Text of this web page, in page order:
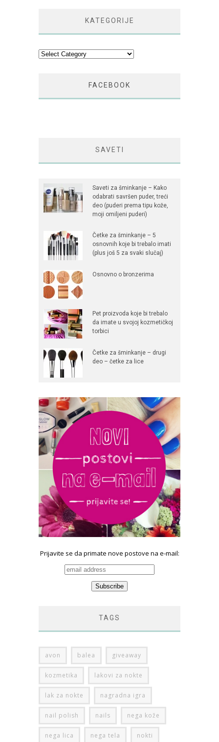
KATEGORIJE
Kategorije
FACEBOOK
SAVETI
Saveti za šminkanje – Kako
odabrati savršen puder, treći
deo (puderi prema tipu kože,
moji omiljeni puderi)
Četke za šminkanje – 5
osnovnih koje bi trebalo imati
(plus još 5 za svaki slučaj)
Osnovno o bronzerima
Pet proizvoda koje bi trebalo
da imate u svojoj kozmetičkoj
torbici
Četke za šminkanje – drugi
deo – četke za lice
Prijavite se da primate nove postove na e-mail:
TAGS
avon balea giveaway
kozmetika lakovi za nokte
lak za nokte nagradna igra
nail polish nails nega kože
nega lica nega tela nokti